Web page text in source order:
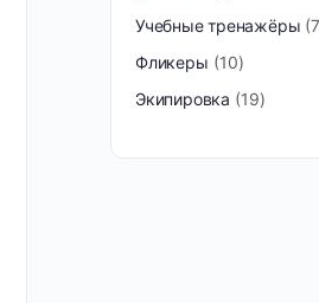
Учебные тренажёры 7
Фликеры
10
Экипировка
19